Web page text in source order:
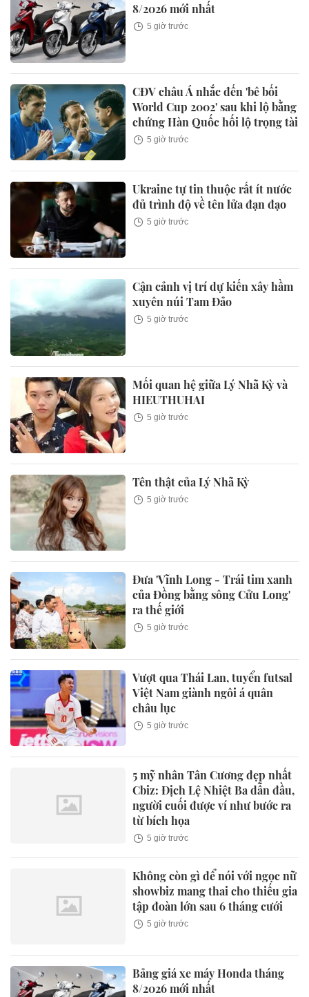
8/2026 mới nhất
5 giờ trước
CĐV châu Á nhắc đến 'bê bối
World Cup 2002' sau khi lộ bằng
chứng Hàn Quốc hối lộ trọng tài
5 giờ trước
Ukraine tự tin thuộc rất ít nước
đủ trình độ về tên lửa đạn đạo
5 giờ trước
Cận cảnh vị trí dự kiến xây hầm
xuyên núi Tam Đảo
5 giờ trước
Mối quan hệ giữa Lý Nhã Kỳ và
HIEUTHUHAI
5 giờ trước
Tên thật của Lý Nhã Kỳ
5 giờ trước
Đưa 'Vĩnh Long - Trái tim xanh
của Đồng bằng sông Cửu Long'
ra thế giới
5 giờ trước
Vượt qua Thái Lan, tuyển futsal
Việt Nam giành ngôi á quân
châu lục
5 giờ trước
5 mỹ nhân Tân Cương đẹp nhất
Cbiz: Địch Lệ Nhiệt Ba dẫn đầu,
người cuối được ví như bước ra
từ bích họa
5 giờ trước
Không còn gì để nói với ngọc nữ
showbiz mang thai cho thiếu gia
tập đoàn lớn sau 6 tháng cưới
5 giờ trước
Bảng giá xe máy Honda tháng
8/2026 mới nhất